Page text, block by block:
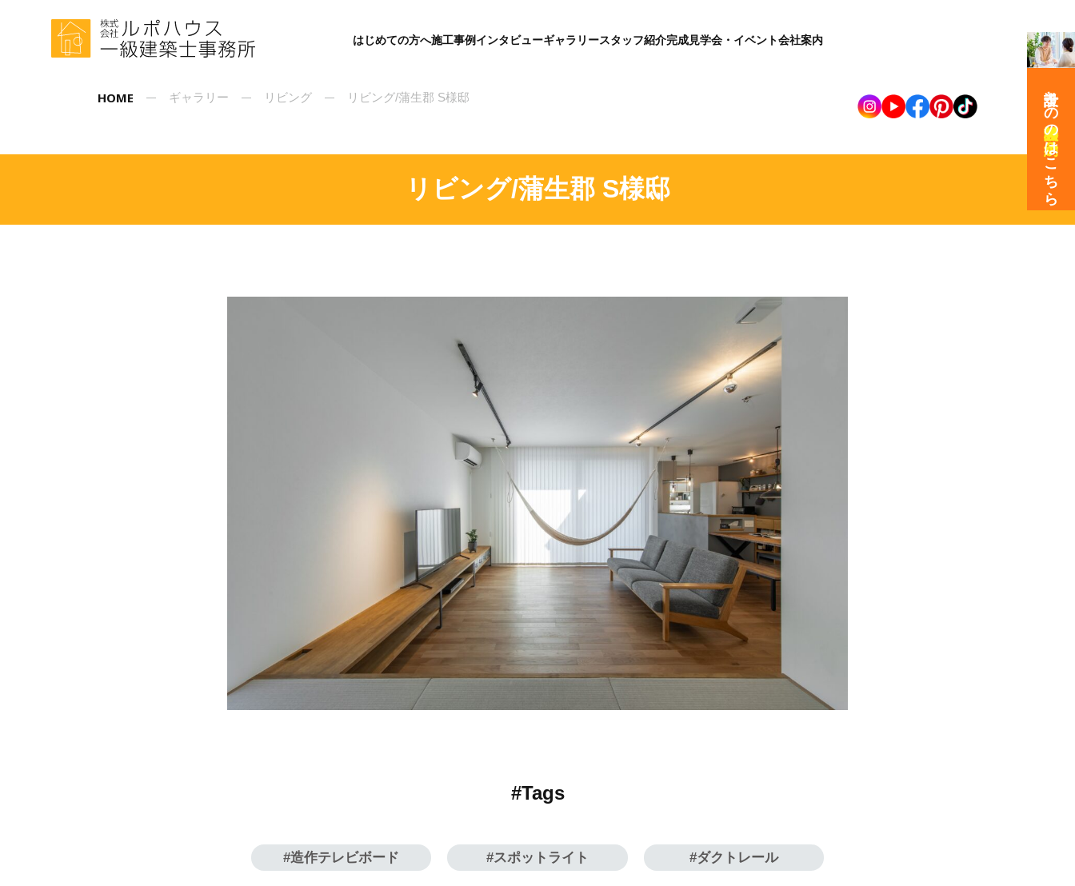
グ
バ
ュ
はじめての方へ施工事例インタビューギャラリースタッフ紹介完成見学会・イベント会社案内
HOME ギャラリー リビング リビング/蒲生郡 S様邸
リビング/蒲生郡 S様邸
#Tags
造作テレビボード スポットライト ダクトレール
設計士との
の
はこちら